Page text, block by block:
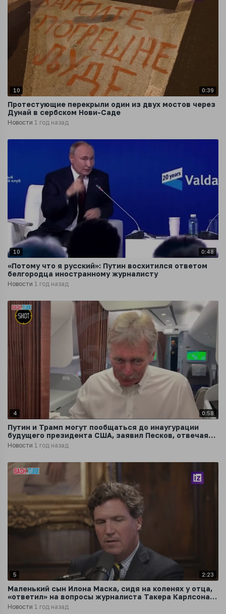
10 0:39
Протестующие перекрыли один из двух мостов через
Дунай в сербском Нови-Саде
Новости 1 год назад
10 0:48
«Потому что я русский»: Путин восхитился ответом
белгородца иностранному журналисту
Новости 1 год назад
4 0:58
Путин и Трамп могут пообщаться до инаугурации
будущего президента США, заявил Песков, отвечая
на вопрос SHOT
Новости 1 год назад
5 2:23
Маленький сын Илона Маска, сидя на коленях у отца,
«ответил» на вопросы журналиста Такера Карлсона
вместо бизнесмена
Новости 1 год назад